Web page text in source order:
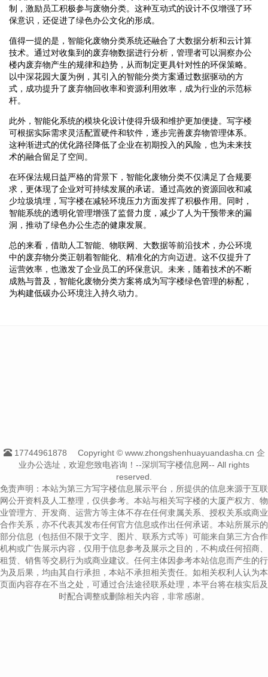
制，激励员工积极参与废物分类。这种互动式的设计不仅增强了环
保意识，还促进了绿色办公文化的形成。
值得一提的是，智能化废物分类系统还融合了大数据分析和云计算
技术。通过对收集到的废弃物数据进行分析，管理者可以洞察办公
楼内废弃物产生的规律和趋势，从而制定更具针对性的环保策略。
以中深花园大厦为例，其引入的智能分类方案通过数据驱动的方
式，成功提升了废弃物回收率和资源利用效率，成为行业的示范标
杆。
此外，智能化系统的模块化设计使得升级和维护更加便捷。写字楼
可根据实际需求灵活配置硬件和软件，逐步完善废弃物管理体系。
这种渐进式的优化路径降低了企业在初期投入的风险，也为未来技
术的融合留足了空间。
在环保法规日益严格的背景下，智能化废物分类不仅满足了合规要
求，更体现了企业对可持续发展的承诺。通过高效的资源回收和减
少垃圾填埋，写字楼在减轻环境压力方面发挥了积极作用。同时，
智能系统的透明化管理增强了监督力度，减少了人为干预带来的漏
洞，推动了绿色办公生态的健康发展。
总的来看，借助人工智能、物联网、大数据等前沿技术，办公环境
中的废弃物分类正朝着智能化、精准化的方向迈进。这不仅提升了
运营效率，也激发了企业员工的环保意识。未来，随着技术的不断
成熟与普及，智能化废物分类方案将成为写字楼绿色管理的标配，
为构建低碳办公环境注入持久动力。
17744961878
Copyright © www.zhongshenhuayuandasha.cn 企
业办公选址，欢迎您致电咨询！--深圳写字楼信息网-- All rights
reserved.
免责声明：本站为第三方写字楼信息展示平台，所提供的信息来源于互联
网公开资料及人工整理，仅供参考。本站与相关写字楼的大厦产权方、物
业管理方、开发商、运营方等主体不存在任何隶属关系、授权关系或商业
合作关系，亦不代表其发布任何官方信息或作出任何承诺。本站所展示的
部分信息（包括但不限于文字、图片、联系方式等）可能来自第三方合作
机构或广告展示内容，仅用于信息参考及展示之目的，不构成任何招商、
租赁、销售等交易行为或商业建议。任何主体因参考本站信息而产生的行
为及后果，均由其自行承担，本站不承担相关责任。如相关权利人认为本
页面内容存在不当之处，可通过合法途径联系处理，本平台将在核实后及
时配合调整或删除相关内容，非常感谢。